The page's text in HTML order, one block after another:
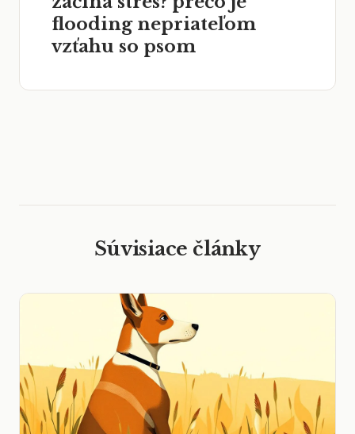
flooding nepriateľom
vzťahu so psom
Súvisiace články